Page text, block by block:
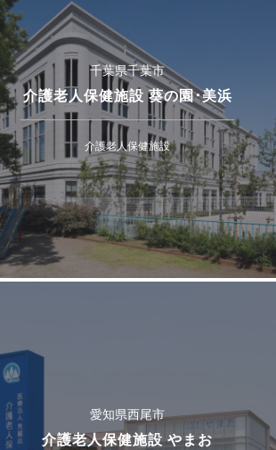
千葉県千葉市
介護老人保健施設 葵の園･美浜
介護老人保健施設
愛知県西尾市
介護老人保健施設 やまお